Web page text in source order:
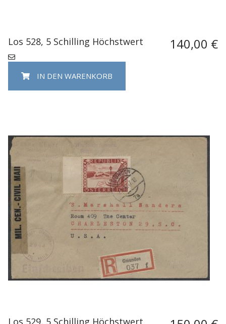
Los 528, 5 Schilling Höchstwert 140,00 €
IN DEN WARENKORB
Los 529, 5 Schilling Höchstwert